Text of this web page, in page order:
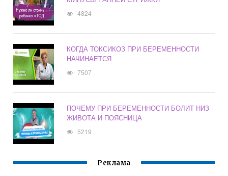
4824
КОГДА ТОКСИКОЗ ПРИ БЕРЕМЕННОСТИ
НАЧИНАЕТСЯ
7507
ПОЧЕМУ ПРИ БЕРЕМЕННОСТИ БОЛИТ НИЗ
ЖИВОТА И ПОЯСНИЦА
5219
Реклама